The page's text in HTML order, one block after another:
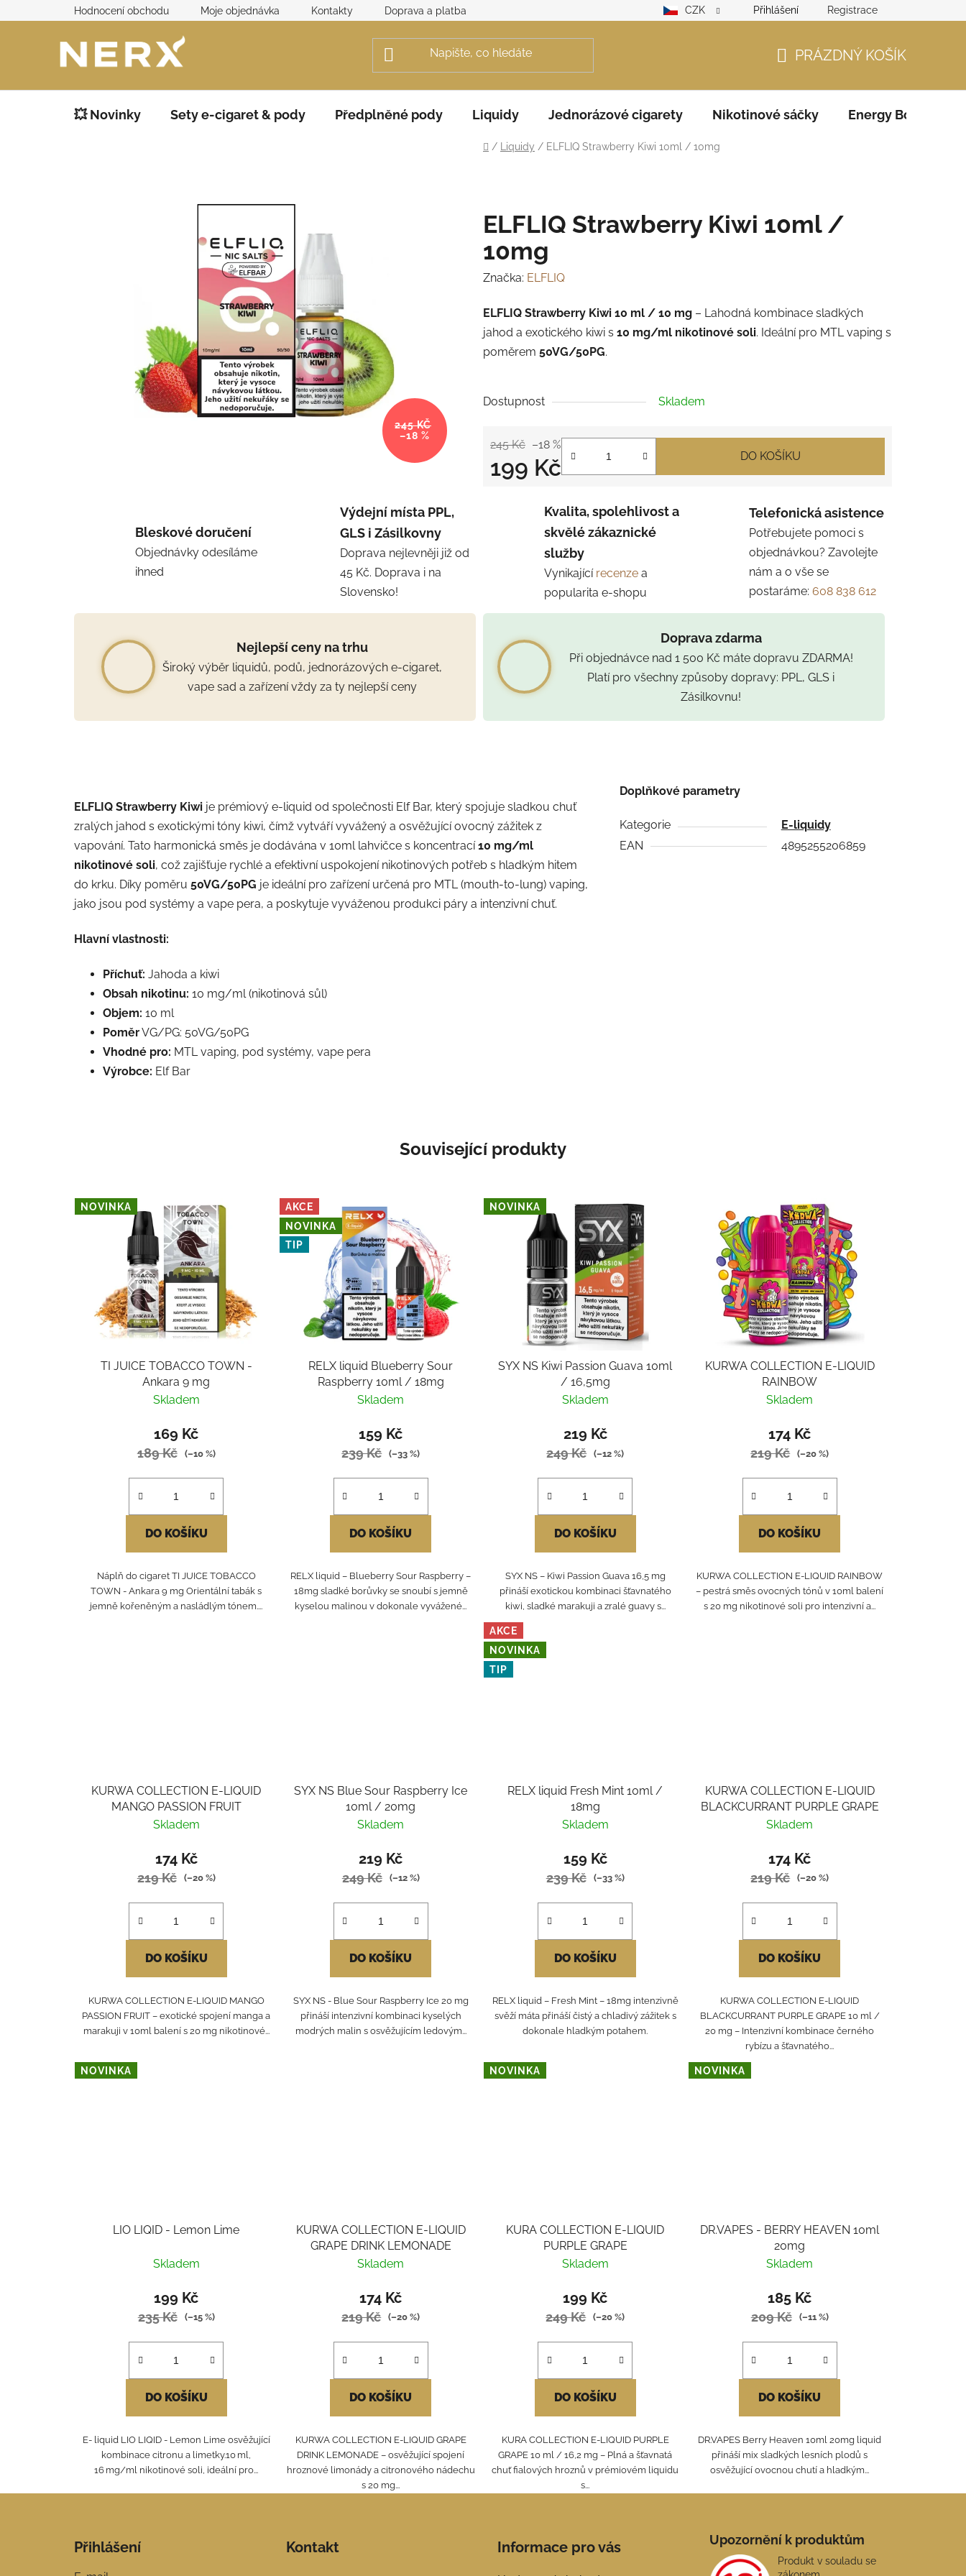
na
Hodnocení obchodu Moje objednávka Kontakty Doprava a platba Reklamační řád GDPR Zodpovědný prodejce – ověření věku
CZK Přihlášení Registrace
KOŠÍK
PRÁZDNÝ KOŠÍK
💥 Novinky Sety e-cigaret & pody Předplněné pody Liquidy Jednorázové cigarety Nikotinové sáčky Energy Boosters
Domů
/ Liquidy / ELFLIQ Strawberry Kiwi 10ml / 10mg
ELFLIQ Strawberry Kiwi 10ml /
10mg
Značka: ELFLIQ
ELFLIQ Strawberry Kiwi 10 ml / 10 mg – Lahodná kombinace sladkých
jahod a exotického kiwi s 10 mg/ml nikotinové soli. Ideální pro MTL vaping s
poměrem 50VG/50PG.
Dostupnost Skladem
245 Kč –18 %
199 Kč DO KOŠÍKU
245 KČ
–18 %
Bleskové doručení
Objednávky odesíláme
ihned
Výdejní místa PPL,
GLS i Zásilkovny
Doprava nejlevněji již od
45 Kč. Doprava i na
Slovensko!
Kvalita, spolehlivost a
skvělé zákaznické
služby
Vynikající recenze a
popularita e-shopu
Telefonická asistence
Potřebujete pomoci s
objednávkou? Zavolejte
nám a o vše se
postaráme: 608 838 612
Nejlepší ceny na trhu
Široký výběr liquidů, podů, jednorázových e-cigaret,
vape sad a zařízení vždy za ty nejlepší ceny
Doprava zdarma
Při objednávce nad 1 500 Kč máte dopravu ZDARMA!
Platí pro všechny způsoby dopravy: PPL, GLS i
Zásilkovnu!
ELFLIQ Strawberry Kiwi je prémiový e-liquid od společnosti Elf Bar, který spojuje sladkou chuť
zralých jahod s exotickými tóny kiwi, čímž vytváří vyvážený a osvěžující ovocný zážitek z
vapování. Tato harmonická směs je dodávána v 10ml lahvičce s koncentrací10 mg/ml
nikotinové soli, což zajišťuje rychlé a efektivní uspokojení nikotinových potřeb s hladkým hitem
do krku. Díky poměru 50VG/50PG je ideální pro zařízení určená pro MTL (mouth-to-lung) vaping,
jako jsou pod systémy a vape pera, a poskytuje vyváženou produkci páry a intenzivní chuť.
Hlavní vlastnosti:
Příchuť: Jahoda a kiwi
Obsah nikotinu: 10 mg/ml (nikotinová sůl)
Objem: 10 ml
PoměrVG/PG: 50VG/50PG
Vhodné pro: MTL vaping, pod systémy, vape pera
Výrobce: Elf Bar
Doplňkové parametry
Kategorie
E-liquidy
EAN
4895255206859
Související produkty
NOVINKA
TI JUICE TOBACCO TOWN -
Ankara 9 mg
Skladem
169 Kč
189 Kč (–10 %)
DO KOŠÍKU
Náplň do cigaret TI JUICE TOBACCO
TOWN - Ankara 9 mg Orientální tabák s
jemně kořeněným a nasládlým tónem....
AKCE
NOVINKA
TIP
RELX liquid Blueberry Sour
Raspberry 10ml / 18mg
Skladem
159 Kč
239 Kč (–33 %)
DO KOŠÍKU
RELX liquid – Blueberry Sour Raspberry –
18mg sladké borůvky se snoubí s jemně
kyselou malinou v dokonale vyvážené...
NOVINKA
SYX NS Kiwi Passion Guava 10ml
/ 16,5mg
Skladem
219 Kč
249 Kč (–12 %)
DO KOŠÍKU
SYX NS – Kiwi Passion Guava 16,5 mg
přináší exotickou kombinaci šťavnatého
kiwi, sladké marakuji a zralé guavy s...
KURWA COLLECTION E-LIQUID
RAINBOW
Skladem
174 Kč
219 Kč (–20 %)
DO KOŠÍKU
KURWA COLLECTION E-LIQUID RAINBOW
– pestrá směs ovocných tónů v 10ml balení
s 20 mg nikotinové soli pro intenzivní a...
KURWA COLLECTION E-LIQUID
MANGO PASSION FRUIT
Skladem
174 Kč
219 Kč (–20 %)
DO KOŠÍKU
KURWA COLLECTION E-LIQUID MANGO
PASSION FRUIT – exotické spojení manga a
marakuji v 10ml balení s 20 mg nikotinové...
SYX NS Blue Sour Raspberry Ice
10ml / 20mg
Skladem
219 Kč
249 Kč (–12 %)
DO KOŠÍKU
SYX NS - Blue Sour Raspberry Ice 20 mg
přináší intenzivní kombinaci kyselých
modrých malin s osvěžujícím ledovým...
AKCE
NOVINKA
TIP
RELX liquid Fresh Mint 10ml /
18mg
Skladem
159 Kč
239 Kč (–33 %)
DO KOŠÍKU
RELX liquid – Fresh Mint – 18mg intenzivně
svěží máta přináší čistý a chladivý zážitek s
dokonale hladkým potahem.
KURWA COLLECTION E-LIQUID
BLACKCURRANT PURPLE GRAPE
Skladem
174 Kč
219 Kč (–20 %)
DO KOŠÍKU
KURWA COLLECTION E-LIQUID
BLACKCURRANT PURPLE GRAPE 10 ml /
20 mg – Intenzivní kombinace černého
rybízu a šťavnatého...
NOVINKA
LIO LIQID - Lemon Lime
Skladem
199 Kč
235 Kč (–15 %)
DO KOŠÍKU
E- liquid LIO LIQID - Lemon Lime osvěžující
kombinace citronu a limetky.10 ml,
16 mg/ml nikotinové soli, ideální pro...
KURWA COLLECTION E-LIQUID
GRAPE DRINK LEMONADE
Skladem
174 Kč
219 Kč (–20 %)
DO KOŠÍKU
KURWA COLLECTION E-LIQUID GRAPE
DRINK LEMONADE – osvěžující spojení
hroznové limonády a citronového nádechu
s 20 mg...
NOVINKA
KURA COLLECTION E-LIQUID
PURPLE GRAPE
Skladem
199 Kč
249 Kč (–20 %)
DO KOŠÍKU
KURA COLLECTION E-LIQUID PURPLE
GRAPE 10 ml / 16,2 mg – Plná a šťavnatá
chuť fialových hroznů v prémiovém liquidu
s...
NOVINKA
DR.VAPES - BERRY HEAVEN 10ml
20mg
Skladem
185 Kč
209 Kč (–11 %)
DO KOŠÍKU
DR.VAPES Berry Heaven 10ml 20mg liquid
přináší mix sladkých lesních plodů s
osvěžující ovocnou chutí a hladkým...
Přihlášení Kontakt Informace pro vás Upozornění k produktům
Produkt v souladu se